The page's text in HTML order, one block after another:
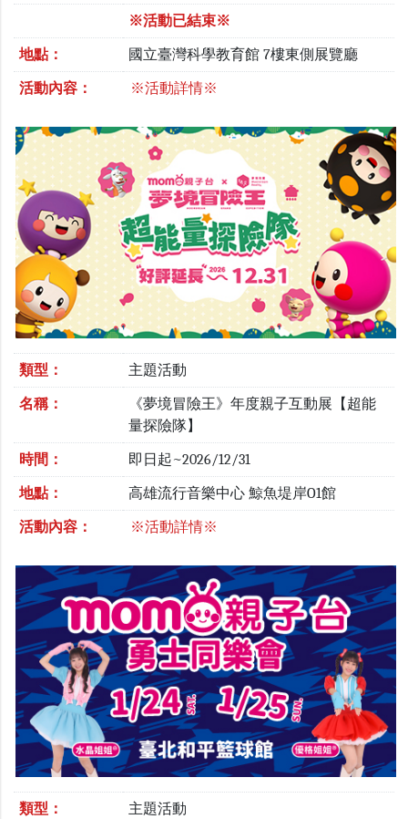
※活動已結束※
地點： 國立臺灣科學教育館 7樓東側展覽廳
活動內容： ※活動詳情※
類型： 主題活動
名稱：
《夢境冒險王》年度親子互動展【超能
量探險隊】
時間： 即日起~2026/12/31
地點： 高雄流行音樂中心 鯨魚堤岸O1館
活動內容： ※活動詳情※
類型： 主題活動